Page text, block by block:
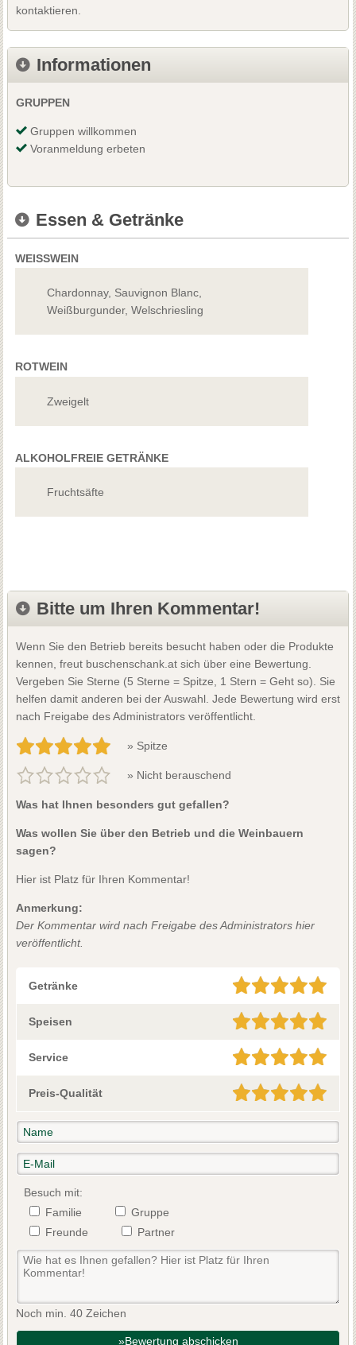
kontaktieren.
Informationen
GRUPPEN
Gruppen willkommen
Voranmeldung erbeten
Essen & Getränke
WEISSWEIN
Chardonnay, Sauvignon Blanc,
Weißburgunder, Welschriesling
ROTWEIN
Zweigelt
ALKOHOLFREIE GETRÄNKE
Fruchtsäfte
Bitte um Ihren Kommentar!
Wenn Sie den Betrieb bereits besucht haben oder die Produkte
kennen, freut buschenschank.at sich über eine Bewertung.
Vergeben Sie Sterne (5 Sterne = Spitze, 1 Stern = Geht so). Sie
helfen damit anderen bei der Auswahl. Jede Bewertung wird erst
nach Freigabe des Administrators veröffentlicht.
» Spitze
» Nicht berauschend
Was hat Ihnen besonders gut gefallen?
Was wollen Sie über den Betrieb und die Weinbauern
sagen?
Hier ist Platz für Ihren Kommentar!
Anmerkung:
Der Kommentar wird nach Freigabe des Administrators hier
veröffentlicht.
Getränke
Speisen
Service
Preis-Qualität
Besuch mit:
Familie
Gruppe
Freunde
Partner
Noch min. 40 Zeichen
»Bewertung abschicken